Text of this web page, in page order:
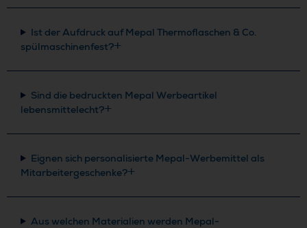
Ist der Aufdruck auf Mepal Thermoflaschen & Co.
spülmaschinenfest?
Sind die bedruckten Mepal Werbeartikel
lebensmittelecht?
Eignen sich personalisierte Mepal-Werbemittel als
Mitarbeitergeschenke?
Aus welchen Materialien werden Mepal-